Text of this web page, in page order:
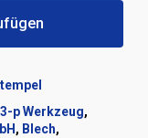
3-p Werkzeug,
, Blech,